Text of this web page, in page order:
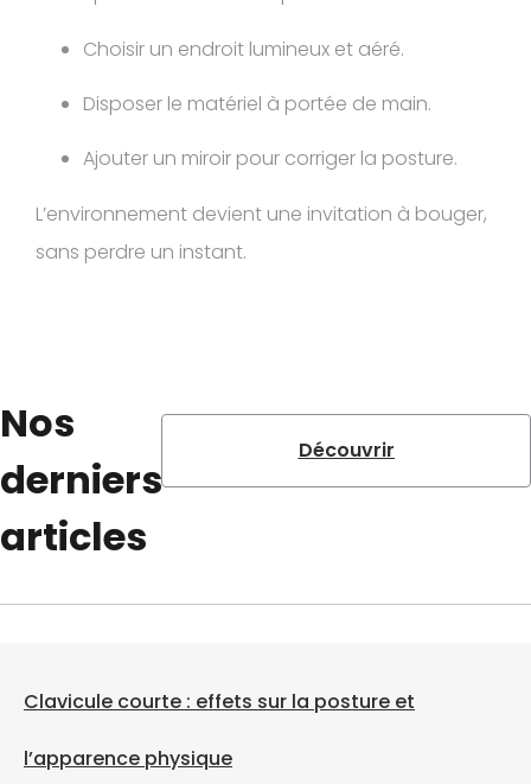
Choisir un endroit lumineux et aéré.
Disposer le matériel à portée de main.
Ajouter un miroir pour corriger la posture.
L’environnement devient une invitation à bouger,
sans perdre un instant.
Nos
derniers
articles
Découvrir
Clavicule courte : effets sur la posture et
l’apparence physique